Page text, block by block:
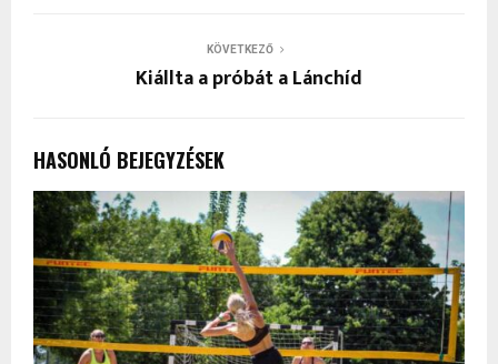
KÖVETKEZŐ
Kiállta a próbát a Lánchíd
HASONLÓ BEJEGYZÉSEK